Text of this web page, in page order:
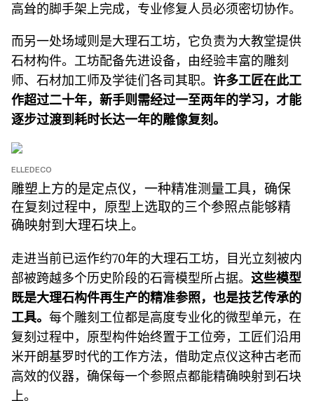
高耸的脚手架上完成，专业修复人员必须密切协作。
而另一处场域则是大理石工坊，它负责为大教堂提供
石材构件。工坊配备先进设备，由经验丰富的雕刻
师、石材加工师及学徒们各司其职。 许多工匠在此工
作超过二十年，新手则需经过一至两年的学习，才能
逐步过渡到耗时长达一年的雕像复刻。
ELLEDECO
雕塑上方的是定点仪，一种精准测量工具，确保
在复刻过程中，原型上选取的三个参照点能够精
确映射到大理石块上。
走进当前已运作约70年的大理石工坊，目光立刻被内
部被跨越多个历史阶段的石膏模型所占据。 这些模型
既是大理石构件再生产的精准参照，也是技艺传承的
工具。 每个雕刻工位都是高度专业化的微型单元，在
复刻过程中，原型构件始终置于工位旁，工匠们沿用
米开朗基罗时代的工作方法，借助定点仪这种古老而
高效的仪器，确保每一个参照点都能精确映射到石块
上。